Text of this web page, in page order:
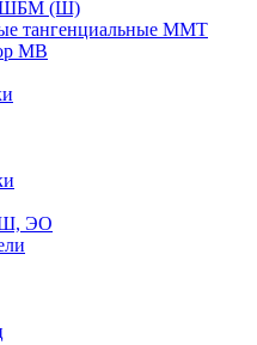
ШБМ (Ш)
тангенциальные ММТ
МВ
ЭО